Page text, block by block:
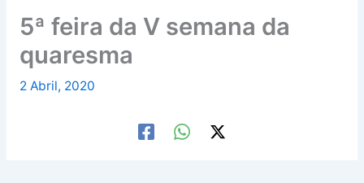
5ª feira da V semana da
quaresma
2 Abril, 2020